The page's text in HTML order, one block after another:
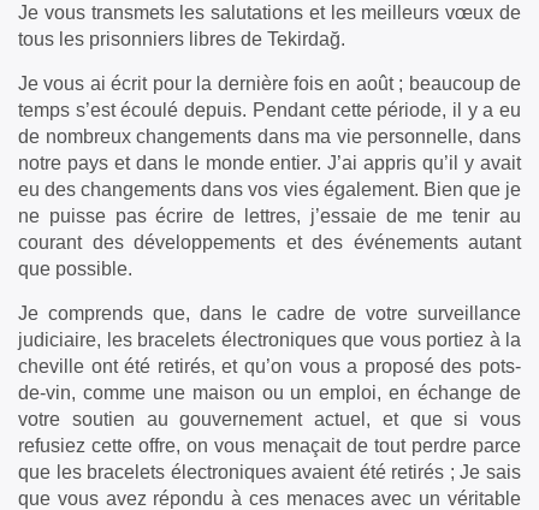
Je vous transmets les salutations et les meilleurs vœux de
tous les prisonniers libres de Tekirdağ.
Je vous ai écrit pour la dernière fois en août ; beaucoup de
temps s’est écoulé depuis. Pendant cette période, il y a eu
de nombreux changements dans ma vie personnelle, dans
notre pays et dans le monde entier. J’ai appris qu’il y avait
eu des changements dans vos vies également. Bien que je
ne puisse pas écrire de lettres, j’essaie de me tenir au
courant des développements et des événements autant
que possible.
Je comprends que, dans le cadre de votre surveillance
judiciaire, les bracelets électroniques que vous portiez à la
cheville ont été retirés, et qu’on vous a proposé des pots-
de-vin, comme une maison ou un emploi, en échange de
votre soutien au gouvernement actuel, et que si vous
refusiez cette offre, on vous menaçait de tout perdre parce
que les bracelets électroniques avaient été retirés ; Je sais
que vous avez répondu à ces menaces avec un véritable